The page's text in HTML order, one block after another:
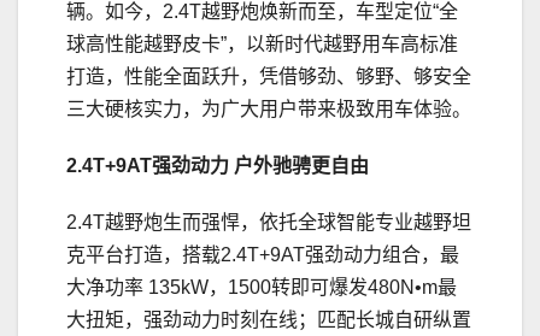
辆。如今，2.4T越野炮焕新而至，车型定位“全
球高性能越野皮卡”，以新时代越野用车高标准
打造，性能全面跃升，凭借够劲、够野、够安全
三大硬核实力，为广大用户带来极致用车体验。
2.4T+9AT强劲动力 户外驰骋更自由
2.4T越野炮生而强悍，依托全球智能专业越野坦
克平台打造，搭载2.4T+9AT强劲动力组合，最
大净功率 135kW，1500转即可爆发480N•m最
大扭矩，强劲动力时刻在线；匹配长城自研纵置